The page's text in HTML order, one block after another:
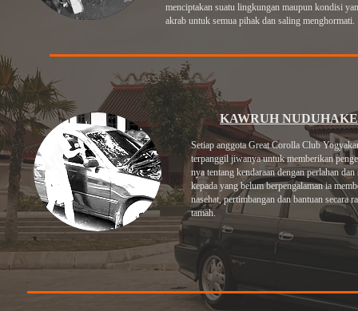
menciptakan suatu lingkungan maupun kondisi
akrab untuk semua pihak dan saling menghormati.
KAWRUH NUDUHAKE
Setiap anggota Great Corolla Club
terpanggil jiwanya untuk memberikan
nya tentang kendaraan dengan perlahan dan
kepada yang belum berpengalaman ia
nasehat, pertimbangan dan bantuan secara
tamah.